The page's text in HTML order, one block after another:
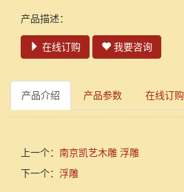
产品描述：
在线订购 我要咨询
产品介绍 产品参数 在线订购
上一个： 南京凯艺木雕 浮雕
下一个： 浮雕